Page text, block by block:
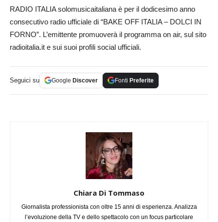
RADIO ITALIA solomusicaitaliana è per il dodicesimo anno
consecutivo radio ufficiale di “BAKE OFF ITALIA – DOLCI IN
FORNO”. L’emittente promuoverà il programma on air, sul sito
radioitalia.it e sui suoi profili social ufficiali.
Seguici su Google Discover Fonti Preferite
Chiara Di Tommaso
Giornalista professionista con oltre 15 anni di esperienza. Analizza
l’evoluzione della TV e dello spettacolo con un focus particolare